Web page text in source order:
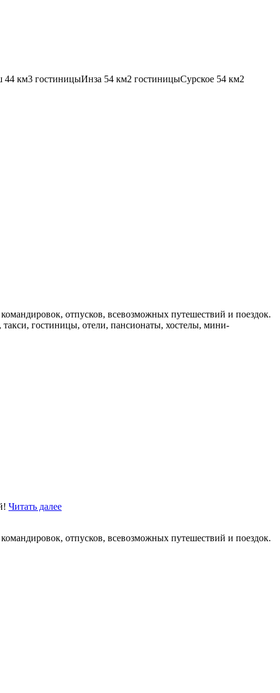
44 км3 гостиницыИнза 54 км2 гостиницыСурское 54 км2
отпусков, всевозможных путешествий и поездок.
такси, гостиницы, отели, пансионаты, хостелы, мини-
Читать далее
отпусков, всевозможных путешествий и поездок.